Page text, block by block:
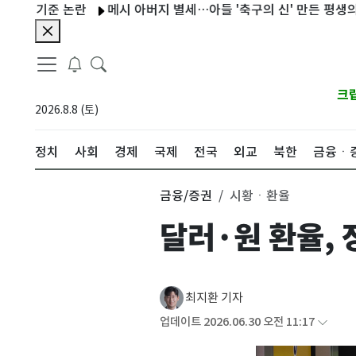
논란 메시 아버지 별세…아들 '축구의 신' 만든 평생의 조력자
2026.8.8 (토)
크
정치 사회 경제 국제 전국 외교 북한 금융ㆍ
금융/증권 시황ㆍ환율
달러·원 환율,
최지환 기자
업데이트 2026.06.30 오전 11:17